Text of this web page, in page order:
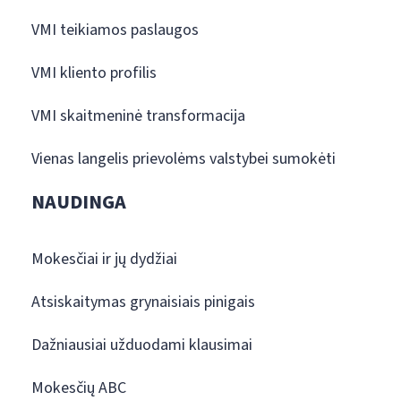
VMI teikiamos paslaugos
VMI kliento profilis
VMI skaitmeninė transformacija
Vienas langelis prievolėms valstybei sumokėti
NAUDINGA
Mokesčiai ir jų dydžiai
Atsiskaitymas grynaisiais pinigais
Dažniausiai užduodami klausimai
Mokesčių ABC